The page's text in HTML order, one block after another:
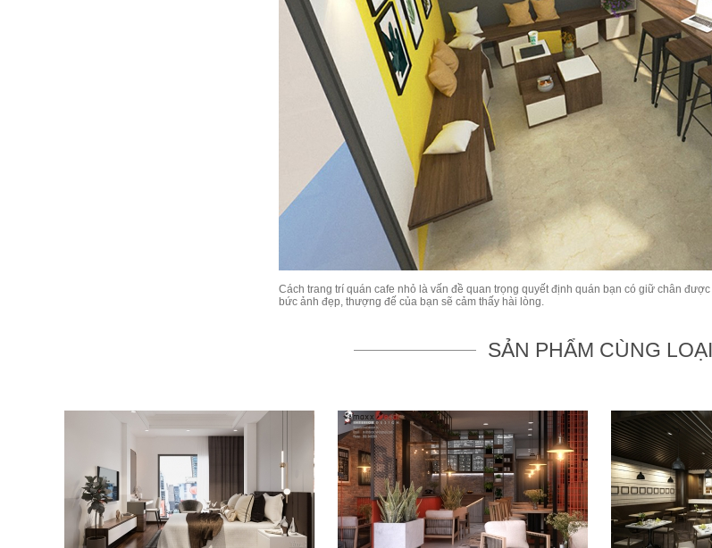
Cách trang trí quán cafe nhỏ là vấn đề quan trọng quyết định quán bạn có giữ chân
bức ảnh đẹp, thượng đế của bạn sẽ cảm thấy hài lòng.
SẢN PHẨM CÙNG LOẠI